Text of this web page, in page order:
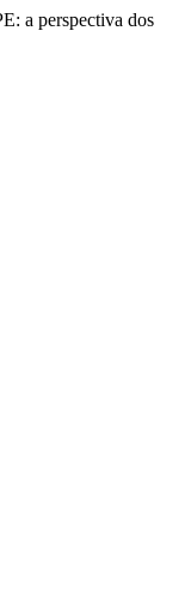
a perspectiva dos